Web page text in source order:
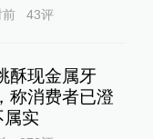
前 43评
酥现金属牙
称消费者已澄
属实